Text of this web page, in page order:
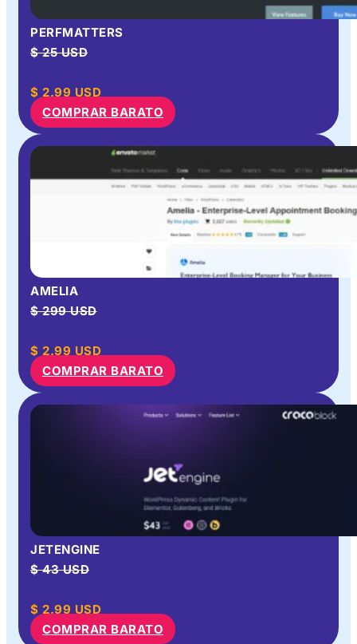
PERFMATTERS
$ 25 USD
$ 2.99 USD
COMPRAR BARATO
AMELIA
$ 299 USD
$ 2.99 USD
COMPRAR BARATO
JETENGINE
$ 43 USD
$ 2.99 USD
COMPRAR BARATO